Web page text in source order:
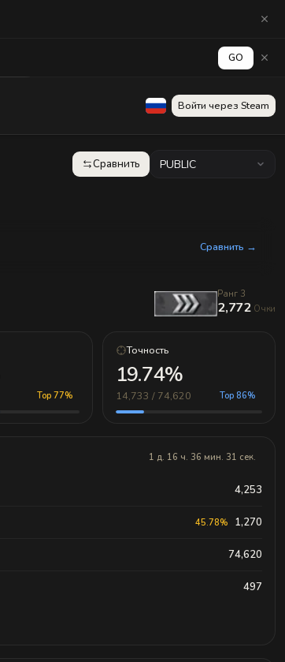
Войти через Steam
Сравнить PUBLIC
Сравнить →
Ранг 3
2,772 Очки
Top 77%
Точность
19.74%
14,733 / 74,620 Top 86%
1 д. 16 ч. 36 мин. 31 сек.
4,253
45.78% 1,270
74,620
497
GO